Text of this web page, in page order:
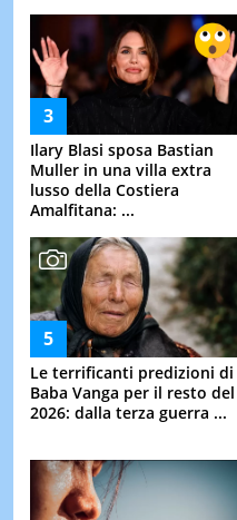
Ilary Blasi sposa Bastian
Muller in una villa extra
lusso della Costiera
Amalfitana: ...
Le terrificanti predizioni di
Baba Vanga per il resto del
2026: dalla terza guerra ...